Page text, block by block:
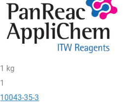
1 kg
1
10043-35-3